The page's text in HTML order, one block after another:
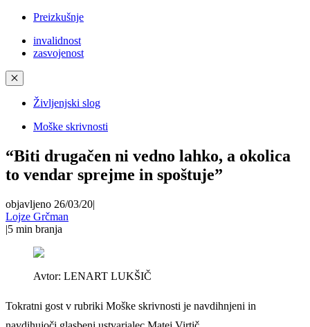
Preizkušnje
invalidnost
zasvojenost
✕
Življenjski slog
Moške skrivnosti
“Biti drugačen ni vedno lahko, a okolica
to vendar sprejme in spoštuje”
objavljeno 26/03/20|
Lojze Grčman
|5 min branja
Avtor: LENART LUKŠIČ
Tokratni gost v rubriki Moške skrivnosti je navdihnjeni in